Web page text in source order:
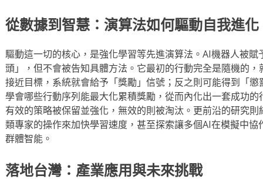
從數據到智慧：演算法如何驅動自我進化
驅動這一切的核心，是強化學習等先進演算法。AI機器人被
頭」，但不會被告知具體方法。它最初的行動完全是隨機的
接近目標，系統就會給予「獎勵」信號；反之則可能得到「
學會哪些行動序列能最大化累積獎勵，從而內化出一套成功
有效的策略被保留並強化，無效的則被淘汰。更前沿的研究
類專家的操作來加快學習速度，甚至探索讓多個AI在模擬中
群體智能。
落地台灣：產業應用與未來挑戰